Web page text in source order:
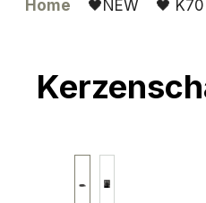
Home 🖤NEW 🖤